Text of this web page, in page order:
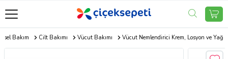
Bakım Cilt Bakımı Vücut Bakımı Vücut Nemlendirici Krem, Losyon ve Yağ